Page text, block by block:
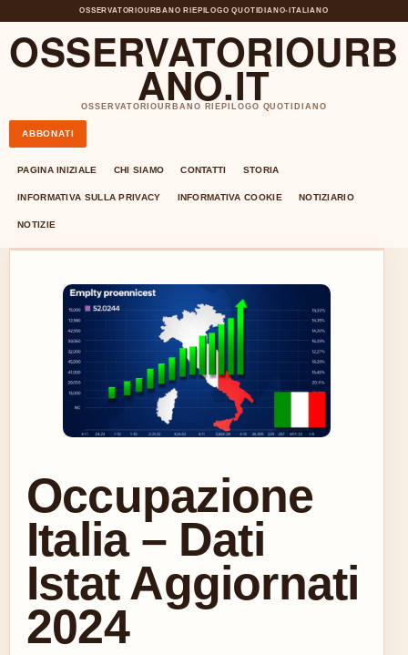
OSSERVATORIOURBANO RIEPILOGO QUOTIDIANO• ITALIANO
OSSERVATORIOURB
ANO.IT
OSSERVATORIOURBANO RIEPILOGO QUOTIDIANO
ABBONATI
PAGINA INIZIALE CHI SIAMO CONTATTI STORIA
INFORMATIVA SULLA PRIVACY INFORMATIVA COOKIE NOTIZIARIO
NOTIZIE
Occupazione
Italia – Dati
Istat Aggiornati
2024